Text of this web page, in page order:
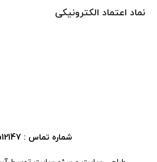
نماد اعتماد الکترونیکی
شماره تماس : 09126512147